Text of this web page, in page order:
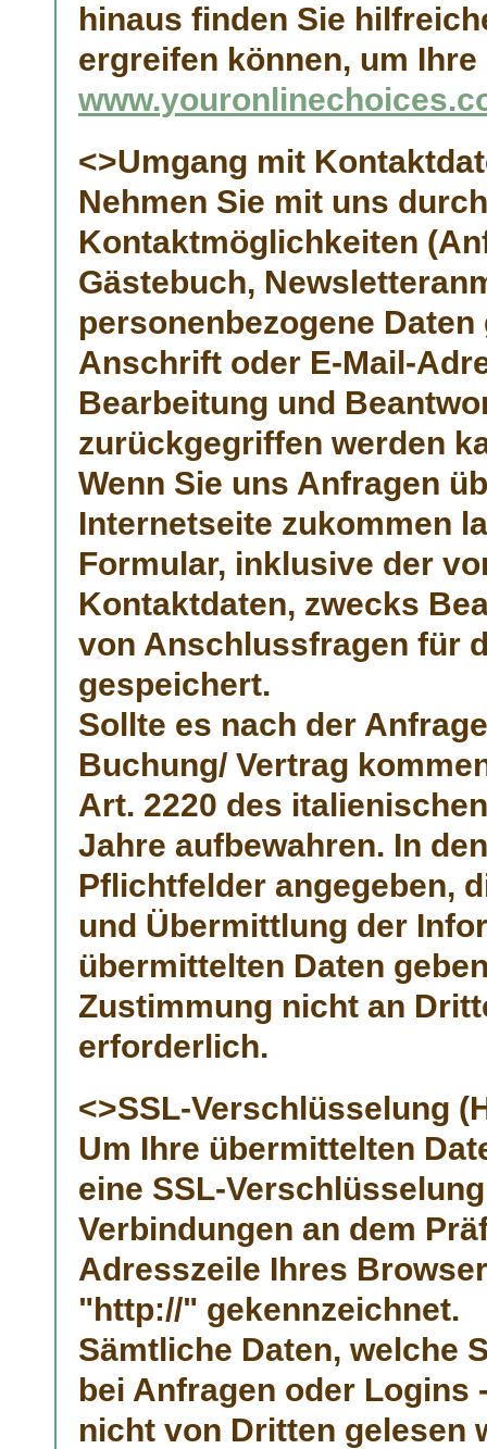
hinaus finden Sie
ergreifen können, um
<>Umgang mit
Nehmen Sie mit uns
Kontaktmöglichkeiten
Gästebuch,
personenbezogene
Anschrift oder E-Mail-
Bearbeitung und
zurückgegriffen werden
Wenn Sie uns Anfragen
Internetseite zukommen
Formular, inklusive der
Kontaktdaten, zwecks
von Anschlussfragen für
gespeichert.
Sollte es nach der
Buchung/ Vertrag
Art. 2220 des
Jahre aufbewahren. In
Pflichtfelder angegeben,
und Übermittlung der
übermittelten Daten
Zustimmung nicht an
erforderlich.
<>SSL-Verschlüsselung
Um Ihre übermittelten
eine SSL-
Verbindungen an dem
Adresszeile Ihres
"http://" gekennzeichnet.
Sämtliche Daten, welche
bei Anfragen oder Logins
nicht von Dritten gelesen